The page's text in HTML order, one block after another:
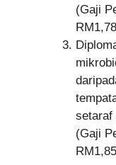
(Gaji
setaraf
(Gaji